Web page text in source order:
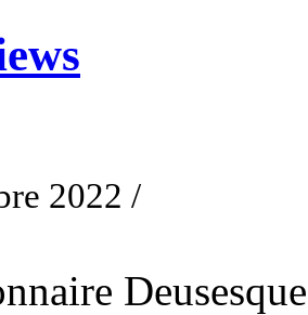
2022 /
Deusesque